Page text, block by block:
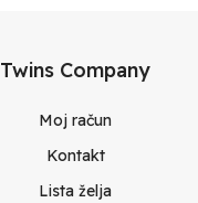
Twins Company
Moj račun
Kontakt
Lista želja